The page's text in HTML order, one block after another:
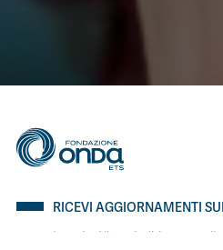
RICEVI AGGIORNAMENTI
Inserisci il tuo indirizzo e-mail